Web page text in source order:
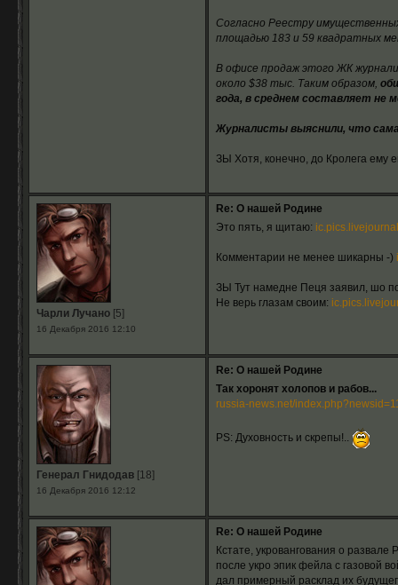
Согласно Реестру
площадью 183 и 59 квадратных
В офисе продаж этого ЖК
около $38 тыс. Таким образом,
года, в среднем составляет не
Журналисты выяснили, что
ЗЫ Хотя, конечно, до Кролега ему
Чарли Лучано[5]
16 Декабря 2016 12:10
Re: О нашей Родине
Это пять, я щитаю:
Комментарии не менее шикарны -)
ЗЫ Тут намедне Пеця заявил, шо
Не верь глазам своим:
Генерал Гнидодав[18]
16 Декабря 2016 12:12
Re: О нашей Родине
Так хоронят холопов и рабов...
russia-news.net/
PS: Духовность и скрепы!..
Re: О нашей Родине
Кстате, укровангования о
после укро эпик фейла с газовой
дал примерный расклад их